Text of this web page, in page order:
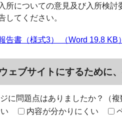
所についての意見及び入所検討
してください。
告書（様式3） （Word 19.8 KB）
ェブサイトにするために
に問題点はありましたか？（複
内容が分かりにくい